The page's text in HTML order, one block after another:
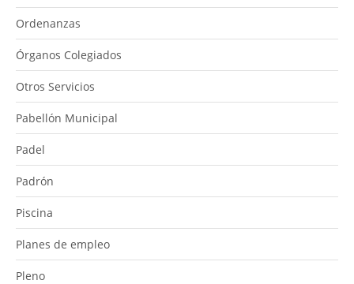
Ordenanzas
Órganos Colegiados
Otros Servicios
Pabellón Municipal
Padel
Padrón
Piscina
Planes de empleo
Pleno